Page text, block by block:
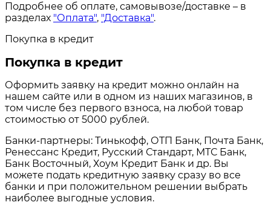
Подробнее об оплате, самовывозе/доставке – в
разделах "Оплата", "Доставка".
Покупка в кредит
Покупка в кредит
Оформить заявку на кредит можно онлайн на
нашем сайте или в одном из наших магазинов, в
том числе без первого взноса, на любой товар
стоимостью от 5000 рублей.
Банки-партнеры: Тинькофф, ОТП Банк, Почта Банк,
Ренессанс Кредит, Русский Стандарт, МТС Банк,
Банк Восточный, Хоум Кредит Банк и др. Вы
можете подать кредитную заявку сразу во все
банки и при положительном решении выбрать
наиболее выгодные условия.